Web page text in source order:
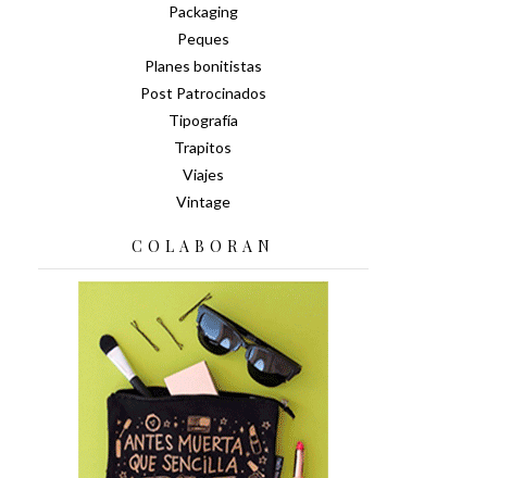
Packaging
Peques
Planes bonitistas
Post Patrocinados
Tipografía
Trapitos
Viajes
Vintage
COLABORAN